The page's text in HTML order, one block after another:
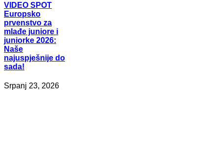
VIDEO SPOT
Europsko
prvenstvo za
mlađe juniore i
juniorke 2026:
Naše
najuspješnije do
sada!
Srpanj 23, 2026